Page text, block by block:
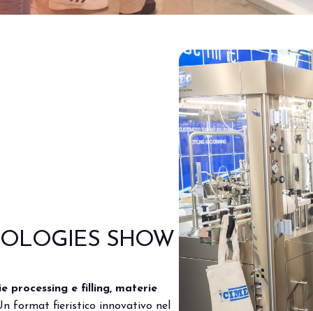
SHOW
processing e filling, materie
format fieristico innovativo nel